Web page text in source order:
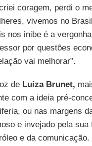
coragem, perdi o
vivemos no
nos inibe é a
por questões
vai melhorar”.
de Luiza Brunet,
com a ideia pré-
ou nas margens
e invejado pela
e da